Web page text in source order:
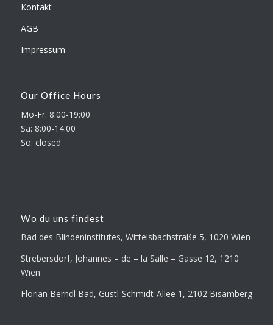
Kontakt
AGB
Impressum
Our Office Hours
Mo-Fr: 8:00-19:00
Sa: 8:00-14:00
So: closed
Wo du uns findest
Bad des Blindeninstitutes, Wittelsbachstraße 5, 1020 Wien
Strebersdorf, Johannes – de – la Salle – Gasse 12, 1210
Wien
Florian Berndl Bad, Gustl-Schmidt-Allee 1, 2102 Bisamberg